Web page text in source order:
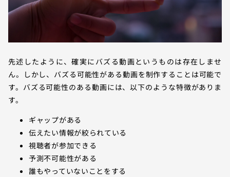
先述したように、確実にバズる動画というものは存在しませ
ん。しかし、バズる可能性がある動画を制作することは可能で
す。バズる可能性のある動画には、以下のような特徴がありま
す。
ギャップがある
伝えたい情報が絞られている
視聴者が参加できる
予測不可能性がある
誰もやっていないことをする